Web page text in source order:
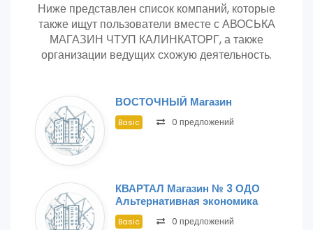
Ниже представлен список компаний, которые
также ищут пользователи вместе с АВОСЬКА
МАГАЗИН ЧТУП КАЛИНКАТОРГ, а также
организации ведущих схожую деятельность.
ВОСТОЧНЫЙ Магазин
Basic 0 предложений
КВАРТАЛ Магазин № 3 ОДО
Альтернативная экономика
Basic 0 предложений